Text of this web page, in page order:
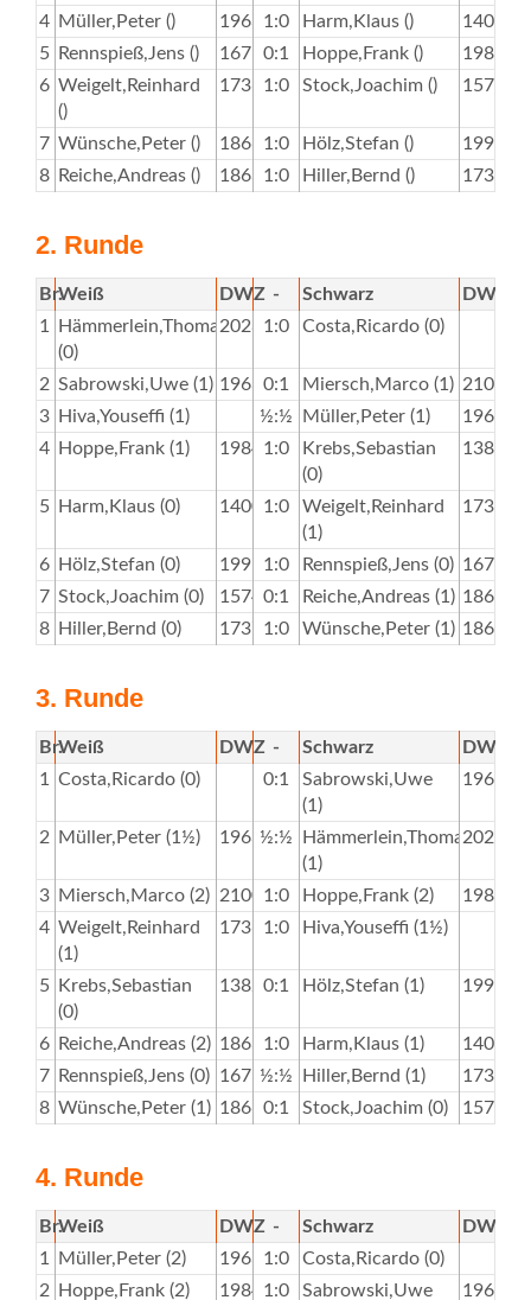
4 Müller,Peter () 1963 1:0 Harm,Klaus ()
1400
5
Rennspieß,Jens () 1675 0:1 Hoppe,Frank ()
1984
6 Weigelt,Reinhard
()
1736 1:0 Stock,Joachim () 1574
7 Wünsche,Peter () 1866 1:0 Hölz,Stefan ()
1995
8
Reiche,Andreas () 1863 1:0 Hiller,Bernd () 1737
2. Runde
Br.Weiß DWZ - Schwarz
DWZ
1
Hämmerlein,Thomas
(0)
2028 1:0 Costa,Ricardo (0)
2 Sabrowski,Uwe (1) 1963 0:1 Miersch,Marco (1) 2100
3
Hiva,Youseffi (1) ½:½ Müller,Peter (1)
1963
4
Hoppe,Frank (1) 1984 1:0
Krebs,Sebastian
(0)
1382
5 Harm,Klaus (0) 1400 1:0
Weigelt,Reinhard
(1)
1736
6 Hölz,Stefan (0) 1995 1:0 Rennspieß,Jens (0) 1675
7 Stock,Joachim (0) 1574 0:1 Reiche,Andreas (1) 1863
8
Hiller,Bernd (0) 1737 1:0 Wünsche,Peter (1) 1866
3. Runde
Br.Weiß DWZ - Schwarz
DWZ
1
Costa,Ricardo (0) 0:1
Sabrowski,Uwe
(1)
1963
2 Müller,Peter (1½) 1963½:½
Hämmerlein,Thomas
(1)
2028
3 Miersch,Marco (2) 2100 1:0 Hoppe,Frank (2)
1984
4 Weigelt,Reinhard
(1)
1736 1:0 Hiva,Youseffi (1½)
5
Krebs,Sebastian
(0)
1382 0:1 Hölz,Stefan (1) 1995
6 Reiche,Andreas (2) 1863 1:0 Harm,Klaus (1)
1400
7
Rennspieß,Jens (0) 1675½:½ Hiller,Bernd (1)
1737
8 Wünsche,Peter (1) 1866 0:1 Stock,Joachim (0) 1574
4. Runde
Br.Weiß DWZ - Schwarz
DWZ
1
Müller,Peter (2) 1963 1:0
Costa,Ricardo (0)
2
Hoppe,Frank (2) 1984 1:0
Sabrowski,Uwe
1963